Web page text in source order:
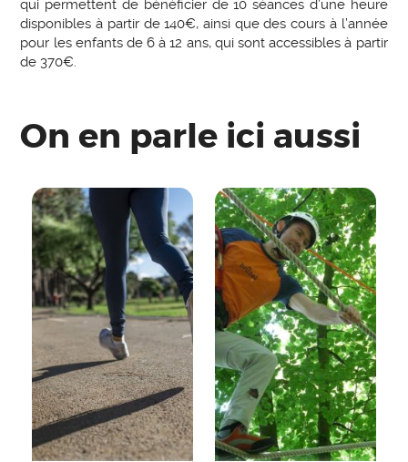
qui permettent de bénéficier de 10 séances d’une heure
disponibles à partir de 140€, ainsi que des cours à l’année
pour les enfants de 6 à 12 ans, qui sont accessibles à partir
de 370€.
On en parle ici aussi